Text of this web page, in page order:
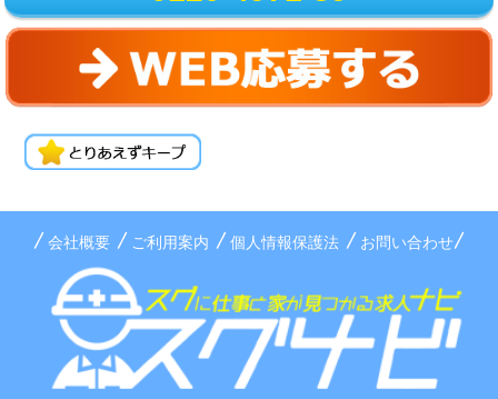
会社概要 ご利用案内 個人情報保護法 お問い合わせ